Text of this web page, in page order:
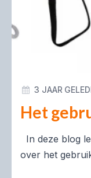
Het
3 JAAR
In deze blog
over het